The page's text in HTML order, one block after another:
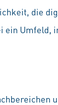
die
ein